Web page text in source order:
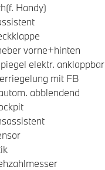
Handy)
vorne+hinten
elektr. anklappbar
mit FB
abblendend